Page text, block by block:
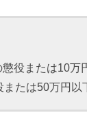
役または10万
たは50万円以